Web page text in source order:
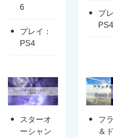
6
プレイ：
PS4
プ
PS4
スターオ
ーシャン
フ
＆